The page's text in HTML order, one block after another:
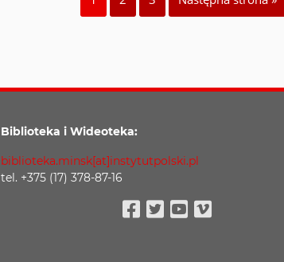
Biblioteka i Wideoteka:
biblioteka.minsk[at]instytutpolski.pl
tel. +375 (17) 378-87-16